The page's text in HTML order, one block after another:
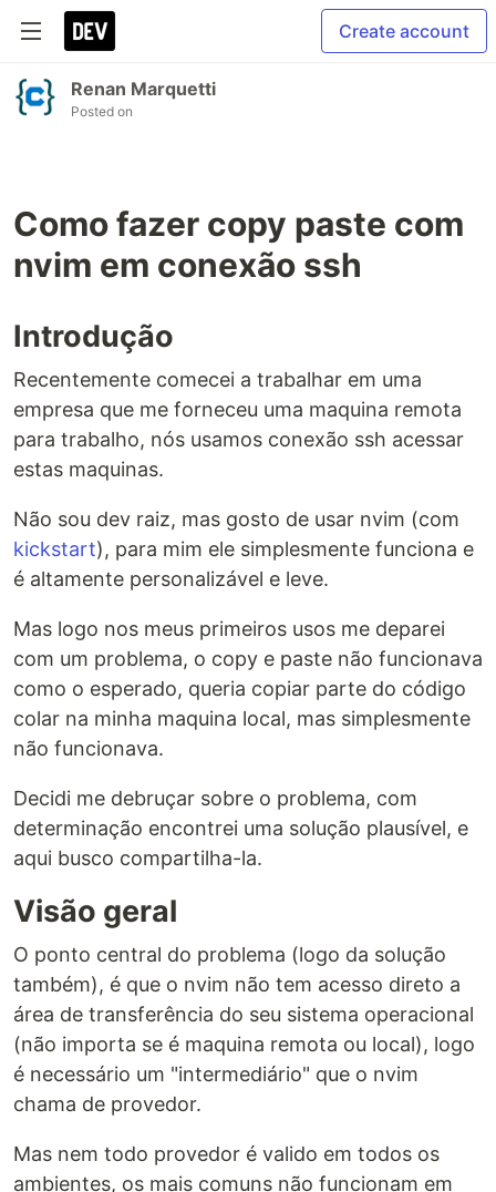
Create account
Renan Marquetti
Posted on
Como fazer copy paste com
nvim em conexão ssh
Introdução
Recentemente comecei a trabalhar em uma
empresa que me forneceu uma maquina remota
para trabalho, nós usamos conexão ssh acessar
estas maquinas.
Não sou dev raiz, mas gosto de usar nvim (com
kickstart), para mim ele simplesmente funciona e
é altamente personalizável e leve.
Mas logo nos meus primeiros usos me deparei
com um problema, o copy e paste não funcionava
como o esperado, queria copiar parte do código
colar na minha maquina local, mas simplesmente
não funcionava.
Decidi me debruçar sobre o problema, com
determinação encontrei uma solução plausível, e
aqui busco compartilha-la.
Visão geral
O ponto central do problema (logo da solução
também), é que o nvim não tem acesso direto a
área de transferência do seu sistema operacional
(não importa se é maquina remota ou local), logo
é necessário um "intermediário" que o nvim
chama de provedor.
Mas nem todo provedor é valido em todos os
ambientes, os mais comuns não funcionam em